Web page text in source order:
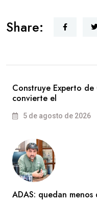
Share:
Construye Experto de
convierte el
5 de agosto de 2026
ADAS: quedan